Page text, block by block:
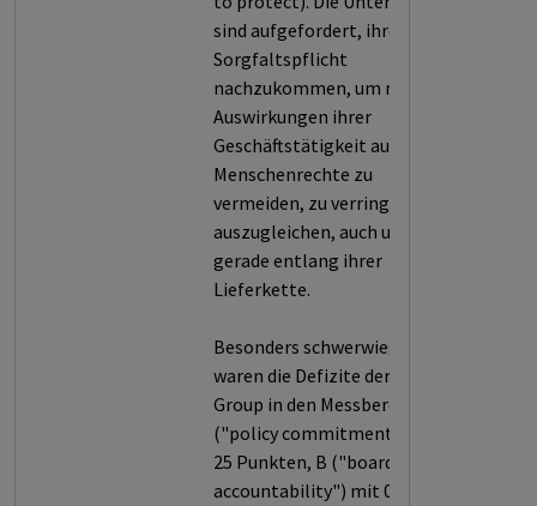
sind aufgefordert, ihrer
Sorgfaltspflicht
nachzukommen, um negative
Auswirkungen ihrer
Geschäftstätigkeit auf
Menschenrechte zu
vermeiden, zu verringern oder
auszugleichen, auch und
gerade entlang ihrer
Lieferkette.
Besonders schwerwiegend
waren die Defizite der BHP
Group in den Messbereichen A
("policy commitments") mit
25 Punkten, B ("board-level
accountability") mit 0